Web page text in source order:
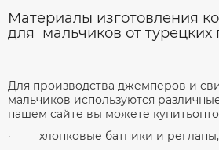
Материалы изготовления
для мальчиков от турецких
Для производства джемперов и
мальчиков используются
нашем сайте вы можете
· хлопковые батники и регланы,